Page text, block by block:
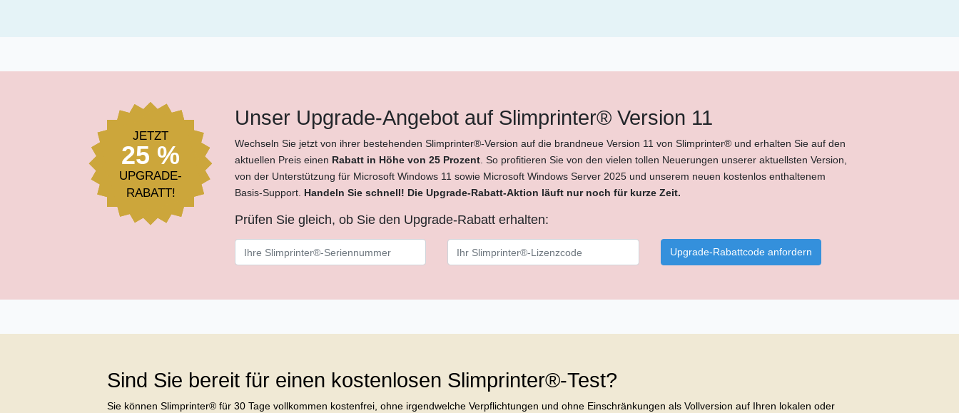
JETZT
25 %
UPGRADE-
RABATT!
Unser Upgrade-Angebot auf Slimprinter® Version 11
Wechseln Sie jetzt von ihrer bestehenden Slimprinter®-Version auf die brandneue Version 11 von Slimprinter® und erhalten Sie auf den
aktuellen Preis einen Rabatt in Höhe von 25 Prozent . So profitieren Sie von den vielen tollen Neuerungen unserer aktuellsten Version,
von der Unterstützung für Microsoft Windows 11 sowie Microsoft Windows Server 2025 und unserem neuen kostenlos enthaltenem
Basis-Support. Handeln Sie schnell! Die Upgrade-Rabatt-Aktion läuft nur noch für kurze Zeit.
Prüfen Sie gleich, ob Sie den Upgrade-Rabatt erhalten:
Upgrade-Rabattcode anfordern
Sind Sie bereit für einen kostenlosen Slimprinter®-Test?
Sie können Slimprinter® für 30 Tage vollkommen kostenfrei, ohne irgendwelche Verpflichtungen und ohne Einschränkungen als Vollversion auf Ihren lokalen oder